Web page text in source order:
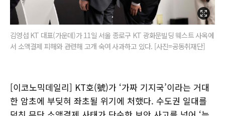
김영섭 KT 대표(가운데)가 11일 서울 종로구 KT 광화문빌딩 웨스트 사옥에
서 소액결제 피해와 관련해 고개 숙여 사과하고 있다. [사진=공동취재단]
[이코노믹데일리] KT호(號)가 ‘가짜 기지국’이라는 거대
한 암초에 부딪혀 좌초될 위기에 처했다. 수도권 일대를